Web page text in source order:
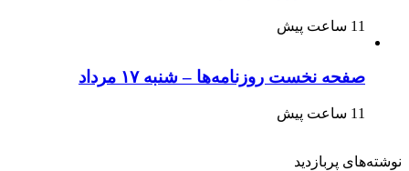
11 ساعت پیش
صفحه نخست روزنامه‌ها – شنبه ۱۷ مرداد
11 ساعت پیش
نوشته‌های پربازدید